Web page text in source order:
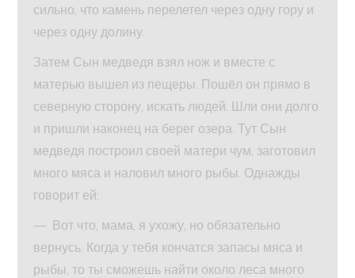
сильно, что камень перелетел через одну гору и
через одну долину.
Затем Сын медведя взял нож и вместе с
матерью вышел из пещеры. Пошёл он прямо в
северную сторону, искать людей. Шли они долго
и пришли наконец на берег озера. Тут Сын
медведя построил своей матери чум, заготовил
много мяса и наловил много рыбы. Однажды
говорит ей:
— Вот что, мама, я ухожу, но обязательно
вернусь. Когда у тебя кончатся запасы мяса и
рыбы, то ты сможешь найти около леса много